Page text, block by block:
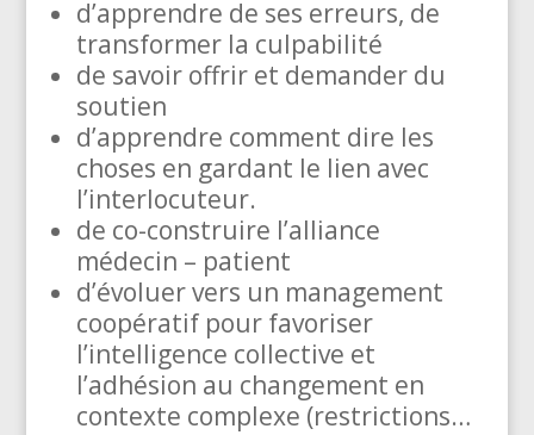
d’apprendre de ses erreurs, de
transformer la culpabilité
de savoir offrir et demander du
soutien
d’apprendre comment dire les
choses en gardant le lien avec
l’interlocuteur.
de co-construire l’alliance
médecin – patient
d’évoluer vers un management
coopératif pour favoriser
l’intelligence collective et
l’adhésion au changement en
contexte complexe (restrictions…